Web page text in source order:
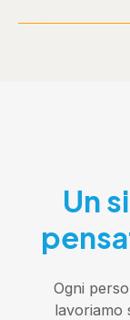
Un
Ogni
lavoriamo